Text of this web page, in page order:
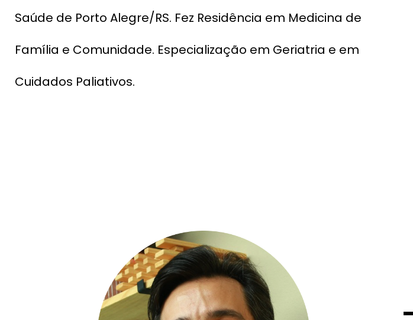
Saúde de Porto Alegre/RS. Fez Residência em Medicina de
Família e Comunidade. Especialização em Geriatria e em
Cuidados Paliativos.